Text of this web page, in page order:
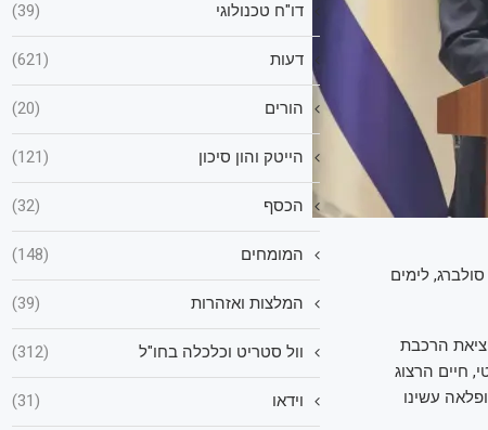
דייק שמה; לימים סולברג, לימים
נכדים ונינים. 5 ימים לאחר יציאת הרכבת
חיים הרצוג
הנשיא ה-11. כברת-דרך מופלאה עשינו
דו"ח טכנולוגי (39)
דעות (621)
הורים (20)
הייטק והון סיכון (121)
הכסף (32)
המומחים (148)
המלצות ואזהרות (39)
וול סטריט וכלכלה בחו"ל (312)
וידאו (31)